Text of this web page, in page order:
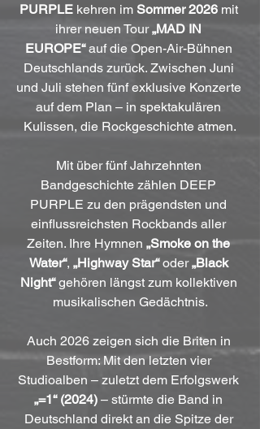
PURPLE kehren im Sommer 2026 mit
ihrer neuen Tour „MAD IN
EUROPE“ auf die Open-Air-Bühnen
Deutschlands zurück. Zwischen Juni
und Juli stehen fünf exklusive Konzerte
auf dem Plan – in spektakulären
Kulissen, die Rockgeschichte atmen.
Mit über fünf Jahrzehnten
Bandgeschichte zählen DEEP
PURPLE zu den prägendsten und
einflussreichsten Rockbands aller
Zeiten. Ihre Hymnen „Smoke on the
Water“, „Highway Star“ oder „Black
Night“ gehören längst zum kollektiven
musikalischen Gedächtnis.
Auch 2026 zeigen sich die Briten in
Bestform: Mit den letzten vier
Studioalben – zuletzt dem Erfolgswerk
„=1“ (2024) – stürmte die Band in
Deutschland direkt an die Spitze der